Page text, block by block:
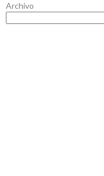
Archivo